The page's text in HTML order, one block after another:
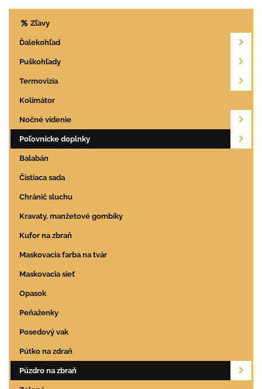
Zľavy
Ďalekohľad
Puškohľady
Termovizia
Kolimátor
Nočné videnie
Poľovnícke doplnky
Balabán
Čistiaca sada
Chránič sluchu
Kravaty, manžetové gombíky
Kufor na zbraň
Maskovacia farba na tvár
Maskovacia sieť
Opasok
Peňaženky
Posedový vak
Pútko na zdraň
Púzdro na zbraň